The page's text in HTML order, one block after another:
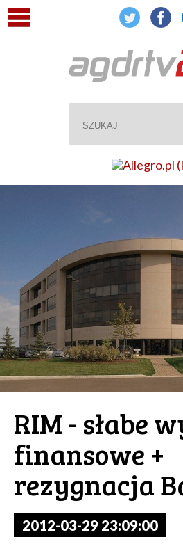
RIM - słabe
finansowe +
rezygnacja
2012-03-29 23:09:00